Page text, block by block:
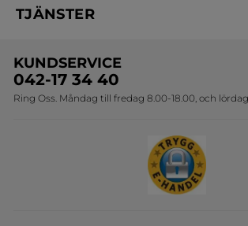
Online prislista
Erbjudanden
Travelsize
Sets
TJÄNSTER
Onlineprislista för postorder
KUNDSERVICE
042-17 34 40
Ring Oss. Måndag till fredag 8.00-18.00, och